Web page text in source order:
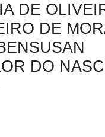
DE
DE
DO